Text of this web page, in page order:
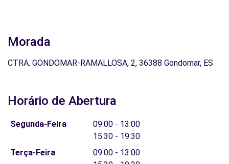
Morada
CTRA. GONDOMAR-RAMALLOSA, 2, 36388 Gondomar, ES
Horário de Abertura
Segunda-Feira
09:00 - 13:00
15:30 - 19:30
Terça-Feira
09:00 - 13:00